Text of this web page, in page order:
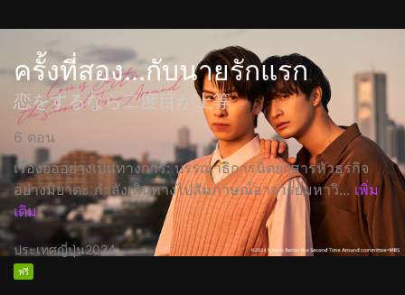
ครั้งที่สอง...กับนายรักแรก
恋をするなら二度目が上等
6 ตอน
เรื่องย่ออย่างเป็นทางการ: บรรณาธิการนิตยาสารหัวธุรกิจ
อย่างมิยาตะ กำลังเดินทางไปสัมภาษณ์อาจารย์มหาวิ... เพิ่ม
เติม
ประเทศญี่ปุ่น2024
ฟรี